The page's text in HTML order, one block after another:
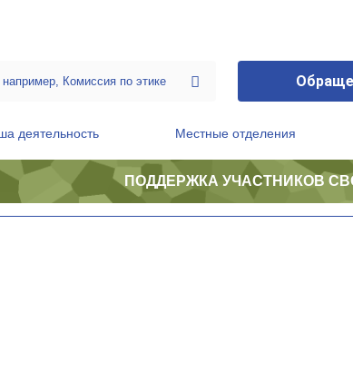
деятельность Местные отделения
ПОДДЕРЖКА УЧАСТНИКОВ